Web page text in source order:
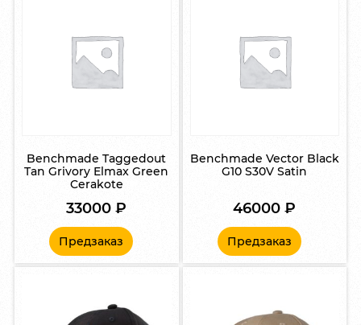
Benchmade Taggedout
Tan Grivory Elmax Green
Cerakote
33000₽
Предзаказ
Benchmade Vector Black
G10 S30V Satin
46000₽
Предзаказ